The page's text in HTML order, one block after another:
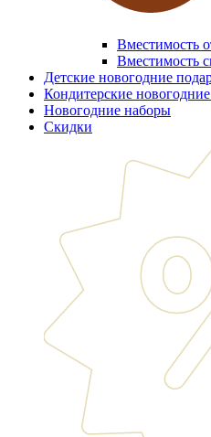
Вместимость
Вместимость
Детские новогодние
Кондитерские
Новогодние наборы
Скидки